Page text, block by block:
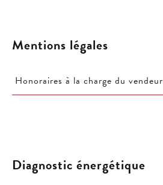
Mentions légales
Honoraires à la charge du vendeur
Diagnostic énergétique